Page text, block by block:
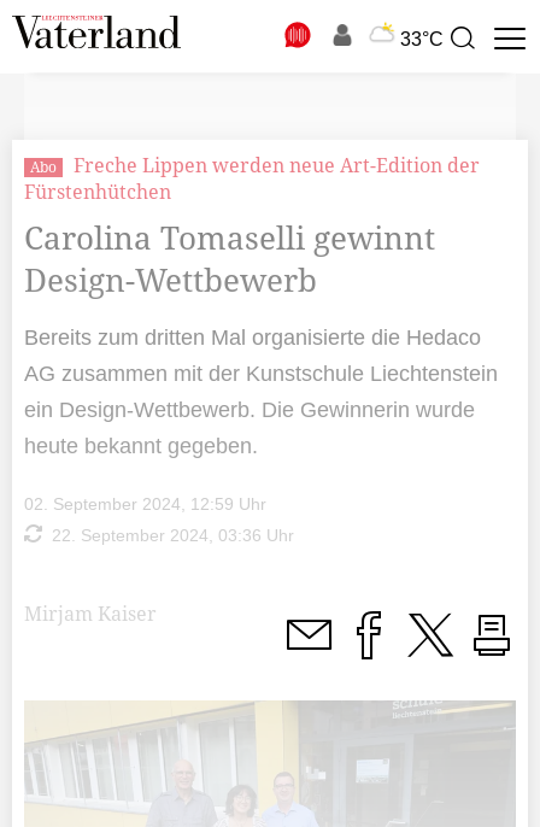
33°C
Suchbegriff
Abo
Freche Lippen werden neue Art-Edition der
Fürstenhütchen
Carolina Tomaselli gewinnt
Design-Wettbewerb
Bereits zum dritten Mal organisierte die Hedaco
AG zusammen mit der Kunstschule Liechtenstein
ein Design-Wettbewerb. Die Gewinnerin wurde
heute bekannt gegeben.
02. September 2024, 12:59 Uhr
22. September 2024, 03:36 Uhr
Mirjam Kaiser